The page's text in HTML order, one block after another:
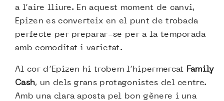
a l’aire lliure. En aquest moment de canvi,
Epizen es converteix en el punt de trobada
perfecte per preparar-se per a la temporada
amb comoditat i varietat.
Al cor d’Epizen hi trobem l’hipermercat Family
Cash, un dels grans protagonistes del centre.
Amb una clara aposta pel bon gènere i una